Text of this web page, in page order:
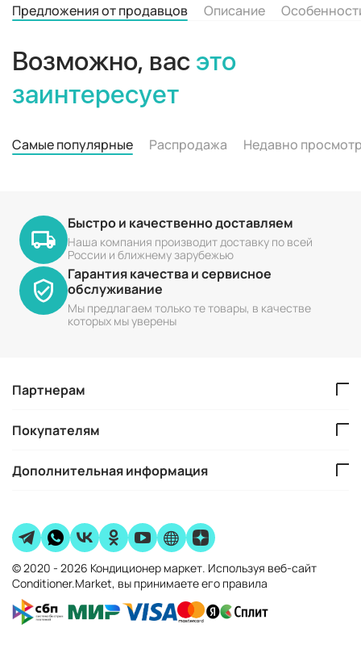
Предложения от продавцов Описание
Возможно, вас это
заинтересует
Самые популярные Распродажа Недавно
Быстро и качественно доставляем
Наша компания производит доставку по всей
России и ближнему зарубежью
Гарантия качества и сервисное
обслуживание
Мы предлагаем только те товары, в качестве
которых мы уверены
Партнерам
Покупателям
Дополнительная информация
© 2020 - 2026 Кондиционер маркет. Используя веб-сайт
Conditioner.Market, вы принимаете его правила